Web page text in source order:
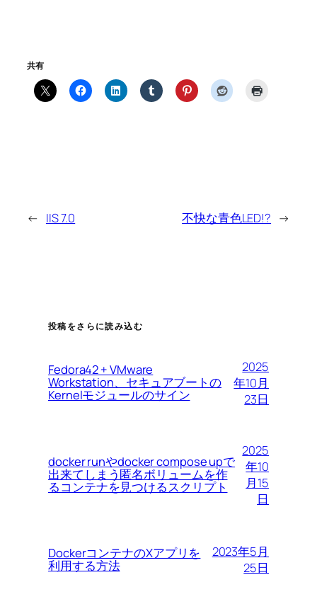
共有
← IIS 7.0 不快な青色LED!? →
投稿をさらに読み込む
Fedora42 + VMware
Workstation、セキュアブートの
Kernelモジュールのサイン
2025
年10月
23日
docker runやdocker compose upで
出来てしまう匿名ボリュームを作
るコンテナを見つけるスクリプト
2025
年10
月15
日
DockerコンテナのXアプリを
利用する方法
2023年5月
25日